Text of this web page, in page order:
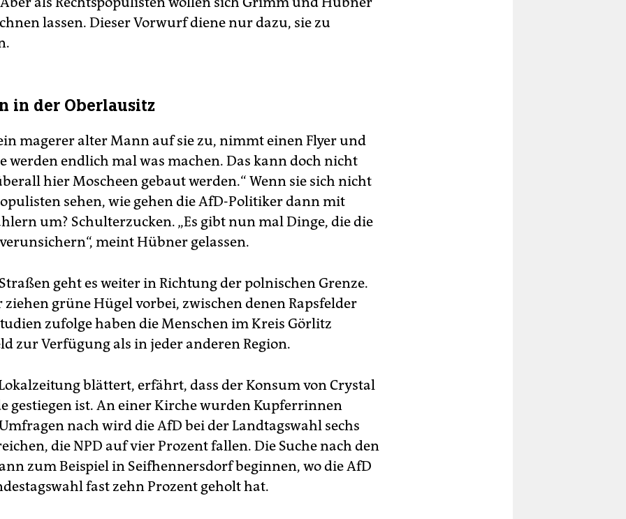
lassen. Dieser Vorwurf diene nur dazu, sie zu
in der Oberlausitz
magerer alter Mann auf sie zu, nimmt einen Flyer und
werden endlich mal was machen. Das kann doch nicht
hier Moscheen gebaut werden.“ Wenn sie sich nicht
sehen, wie gehen die AfD-Politiker dann mit
um? Schulterzucken. „Es gibt nun mal Dinge, die die
meint Hübner gelassen.
geht es weiter in Richtung der polnischen Grenze.
ziehen grüne Hügel vorbei, zwischen denen Rapsfelder
zufolge haben die Menschen im Kreis Görlitz
zur Verfügung als in jeder anderen Region.
blättert, erfährt, dass der Konsum von Crystal
gestiegen ist. An einer Kirche wurden Kupferrinnen
nach wird die AfD bei der Landtagswahl sechs
die NPD auf vier Prozent fallen. Die Suche nach den
zum Beispiel in Seifhennersdorf beginnen, wo die AfD
fast zehn Prozent geholt hat.